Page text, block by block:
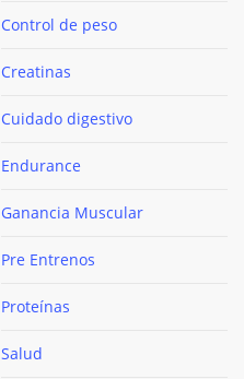
Control de peso
Creatinas
Cuidado digestivo
Endurance
Ganancia Muscular
Pre Entrenos
Proteínas
Salud